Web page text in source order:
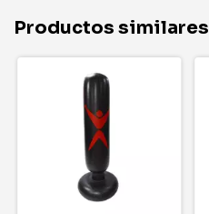
Productos similares